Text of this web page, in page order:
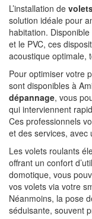
L’installation de
solution idéale pour
habitation.
et le PVC, ces
acoustique optimale,
Pour optimiser votre
sont disponibles à
dépannage, vous
qui interviennent
Ces professionnels
et des services, avec
Les volets roulants
offrant un confort
domotique, vous
vos volets via votre
Néanmoins, la pose
séduisante, souvent